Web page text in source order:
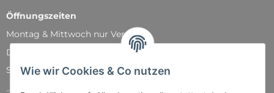
Wie wir Cookies & Co nutzen
Öffnungszeiten
Montag & Mittwoch nur Versand
Dienstag, Donnerstag und Freitag: 11:00 - 18:30 Uhr
Samstag: 11:00 - 14:00 Uhr
...und natürlich während unserer Events